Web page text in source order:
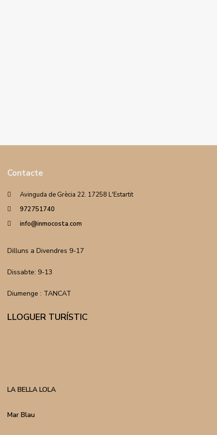
Contacte
Avinguda de Grècia 22. 17258 L'Estartit
972751740
info@inmocosta.com
Dilluns a Divendres 9-17
Dissabte: 9-13
Diumenge : TANCAT
LLOGUER TURÍSTIC
LA BELLA LOLA
Mar Blau